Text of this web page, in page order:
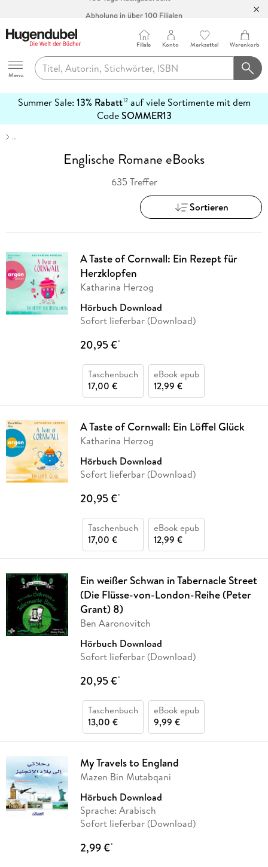
Hugendubel
Menu
Filiale Konto Merkzettel Warenkorb
Summer Sale: 13% Rabatt12auf viele Sortimente mit dem
CodeSOMMER13
erfahren
…
Englische Romane eBooks
635 Treffer
Sortieren
A Taste of Cornwall: Ein Rezept für
Herzklopfen
Katharina Herzog
Hörbuch Download
Sofort lieferbar (Download)
20,95 €*
Taschenbuch
17,00 €
eBook epub
12,99 €
A Taste of Cornwall: Ein Löffel Glück
Katharina Herzog
Hörbuch Download
Sofort lieferbar (Download)
20,95 €*
Taschenbuch
17,00 €
eBook epub
12,99 €
Ein weißer Schwan in Tabernacle Street
(Die Flüsse-von-London-Reihe (Peter
Grant) 8)
Ben Aaronovitch
Hörbuch Download
Sofort lieferbar (Download)
20,95 €*
Taschenbuch
13,00 €
eBook epub
9,99 €
My Travels to England
Mazen Bin Mutabqani
Hörbuch Download
Sprache: Arabisch
Sofort lieferbar (Download)
2,99 €*